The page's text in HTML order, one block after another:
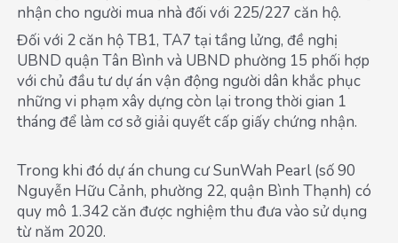
nhận cho người mua nhà đối với 225/227 căn hộ.
Đối với 2 căn hộ TB1, TA7 tại tầng lửng, đề nghị
UBND quận Tân Bình và UBND phường 15 phối hợp
với chủ đầu tư dự án vận động người dân khắc phục
những vi phạm xây dựng còn lại trong thời gian 1
tháng để làm cơ sở giải quyết cấp giấy chứng nhận.
Trong khi đó dự án chung cư SunWah Pearl (số 90
Nguyễn Hữu Cảnh, phường 22, quận Bình Thạnh) có
quy mô 1.342 căn được nghiệm thu đưa vào sử dụng
từ năm 2020.